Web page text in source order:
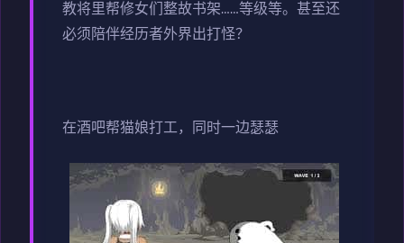
教将里帮修女们整故书架……等级等。甚至还
必须陪伴经历者外界出打怪？
在酒吧帮猫娘打工，同时一边瑟瑟